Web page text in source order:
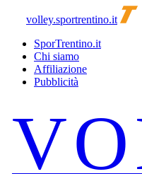
volley.sportrentino.it
SporTrentino.it
Chi siamo
Affiliazione
Pubblicità